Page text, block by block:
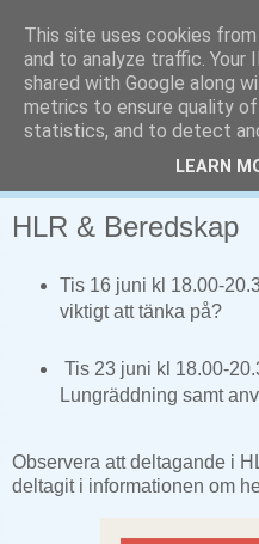
HLR & Beredskap
Tis 16 juni kl 18.00-
viktigt att tänka på?
Tis 23 juni kl 18.00-
Lungräddning samt
Observera att deltagande i
deltagit i informationen om
This site uses cookies
and to analyze traffic. Your
shared with Google along
metrics to ensure quality
statistics, and to detect
LEARN